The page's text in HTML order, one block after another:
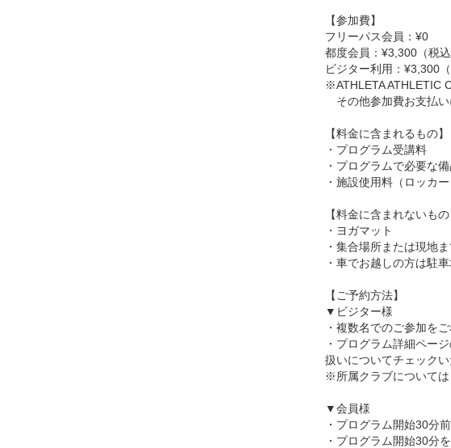
【参加費】
フリーパス会員：¥0
都度会員：¥3,300（税込
ビジター利用：¥3,300（
※ATHLETA ATHLETIC
その他参加費お支払い
【料金に含まれるもの】
・プログラム受講料
・プログラムで必要な
・施設使用料（ロッカ
【料金に含まれないもの
・ヨガマット
・集合場所または現地
・車でお越しの方は駐
【ご予約方法】
▼ビジター様
・複数名でのご参加を
・プログラム詳細ペー
扱いについてチェック
※所属クラブについては
▼会員様
・プログラム開始30分
・プログラム開始30分